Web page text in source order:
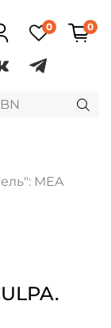
0 0
MEA